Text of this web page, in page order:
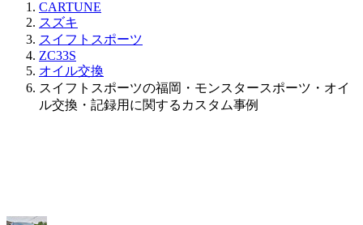
CARTUNE
スズキ
スイフトスポーツ
ZC33S
オイル交換
スイフトスポーツの福岡・モンスタースポーツ・オイ
ル交換・記録用に関するカスタム事例